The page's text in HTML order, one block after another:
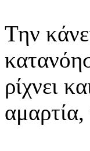
Την
ρίχνει